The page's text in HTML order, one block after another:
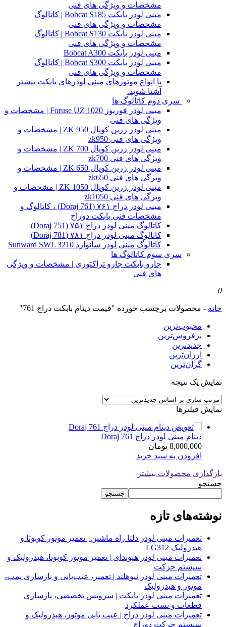
مشخصات و ویژگی های فنی
مینی لودر بابکت Bobcat S185 | کاتالوگ
مشخصات و ویژگی های فنی
مینی لودر بابکت Bobcat S130 | کاتالوگ
مشخصات و ویژگی های فنی
مینی لودر بابکت Bobcat A300
مینی لودر بابکت Bobcat S300 | کاتالوگ
مشخصات و ویژگی های فنی
با انواع موتورهای مینی لودرهای بابکت بیشتر
آشنا شوید.
سری دوم کاتالوگ ها
مینی لودر فوریوز Foruse UZ 1020 | مشخصات و
ویژگی های فنی
مینی لودر زرین کوپال ZK 950 | مشخصات و
ویژگی های فنی zk950
مینی لودر زرین کوپال ZK 700 | مشخصات و
ویژگی های فنی zk700
مینی لودر زرین کوپال ZK 650 | مشخصات و
ویژگی های فنی zk650
مینی لودر زرین کوپال ZK 1050 | مشخصات و
ویژگی های فنی zk1050
مینی لودر دراج ۷۶۱ (Doraj 761) ، کاتالوگ و
مشخصات فنی بابکت دوراج
کاتالوگ مینی لودر دراج ۷۵۱ (Doraj 751)
کاتالوگ مینی لودر دراج ۷۸۱ (Doraj 781)
کاتالوگ مینی لودر سانوارد Sunward SWL 3210
سری سوم کاتالوگ ها
جارو بابکت جارو تراکتوری | مشخصات و ویژگی
های فنی
0
خانه - محصولات برچسب خورده "قیمت دینام بابکت دراج 761"
محبوب‌ترین
پرفروش‌ترین
جدیدترین
ارزان‌ترین
گران‌ترین
نمایش یک نتیجه
نمایش فیلترها
دینام مینی لودر دراج Doraj 761
8,000,000 تومان
افزودن به سبد خرید
بارگذاری محصولات بیشتر
جستجو
جستجو
نوشته‌های تازه
تعمیرات مینی لودر دلتا راه ماشین | تعمیر موتور کوبوتا و
هیدرولیک LG312
تعمیرات مینی لودر هیوندای | تعمیر موتور کوبوتا، هیدرولیک و
سیستم حرکت
تعمیرات مینی لودر نیوهلند | تعمیر، عیب‌یابی و بازسازی پمپ،
موتور و هیدرولیک
تعمیرات مینی لودر بابکت | سرویس تخصصی، بازسازی
قطعات و تست عملکرد
تعمیرات مینی لودر دراج | عیب یابی موتور، هیدرولیک و
سیستم حرکت دوراج